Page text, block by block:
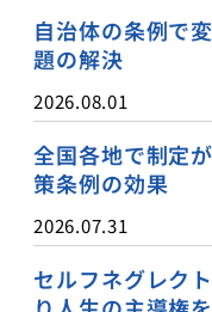
自治体の条例で
題の解決
2026.08.01
全国各地で制定
策条例の効果
2026.07.31
セルフネグレク